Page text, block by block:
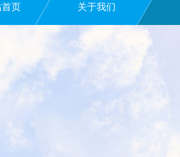
首页 关于我们